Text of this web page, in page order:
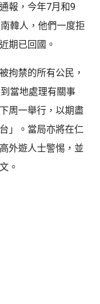
報，今年7月和9
韓人，他們一度拒
期已回國。
拘禁的所有公民，
當地處理有關事
周一舉行，以期盡
」。當局亦將在仁
外遊人士警惕，並
。